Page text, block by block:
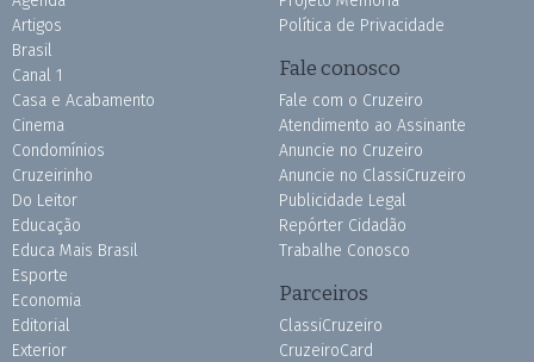
Artigos
Brasil
Canal 1
Casa e Acabamento
Cinema
Condomínios
Cruzeirinho
Do Leitor
Educação
Educa Mais Brasil
Esporte
Economia
Editorial
Exterior
Política de Privacidade
Fale conosco
Fale com o Cruzeiro
Atendimento ao Assinante
Anuncie no Cruzeiro
Anuncie no ClassiCruzeiro
Publicidade Legal
Repórter Cidadão
Trabalhe Conosco
Parceiros
ClassiCruzeiro
CruzeiroCard